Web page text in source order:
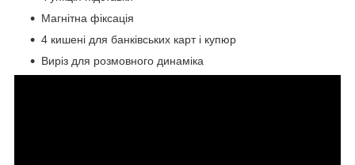
Магнітна фіксація
4 кишені для банківських карт і купюр
Виріз для розмовного динаміка